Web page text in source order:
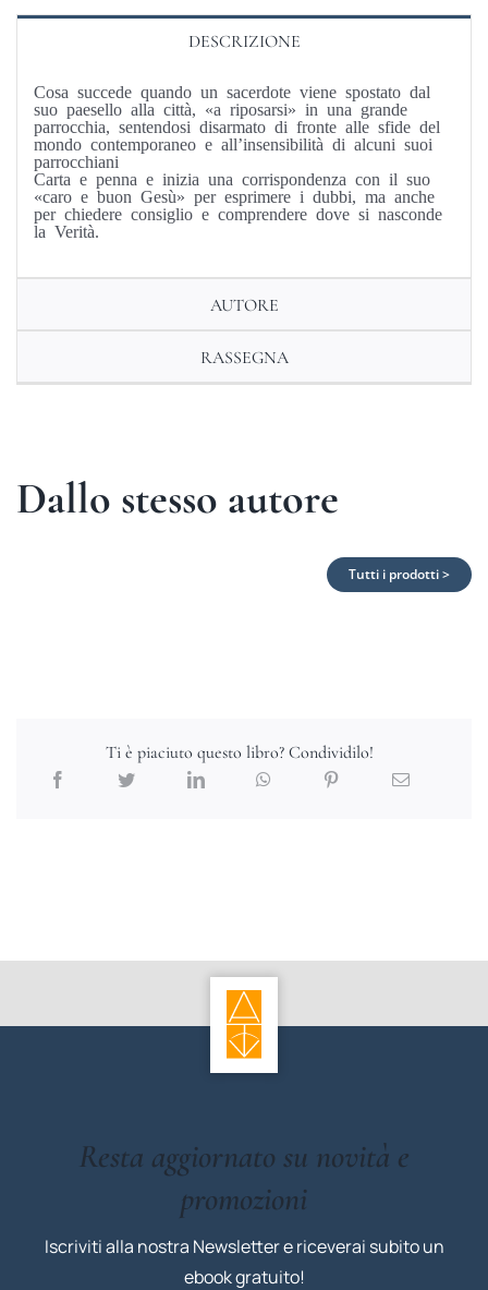
DESCRIZIONE
Cosa succede quando un sacerdote viene spostato dal
suo paesello alla città, «a riposarsi» in una grande
parrocchia, sentendosi disarmato di fronte alle sfide del
mondo contemporaneo e all’insensibilità di alcuni suoi
parrocchiani
Carta e penna e inizia una corrispondenza con il suo
«caro e buon Gesù» per esprimere i dubbi, ma anche
per chiedere consiglio e comprendere dove si nasconde
la Verità.
AUTORE
RASSEGNA
Dallo stesso autore
Tutti i prodotti >
Ti è piaciuto questo libro? Condividilo!
Resta aggiornato su novità e
promozioni
Iscriviti alla nostra Newsletter e riceverai subito un
ebook gratuito!